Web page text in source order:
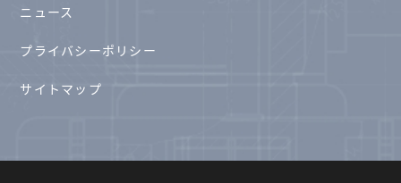
ニュース
プライバシーポリシー
サイトマップ